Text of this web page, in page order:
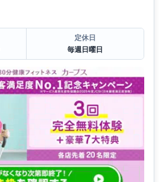
定休日
毎週日曜日